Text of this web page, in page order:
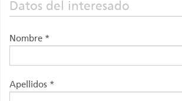
Datos del interesado
Nombre *
Apellidos *